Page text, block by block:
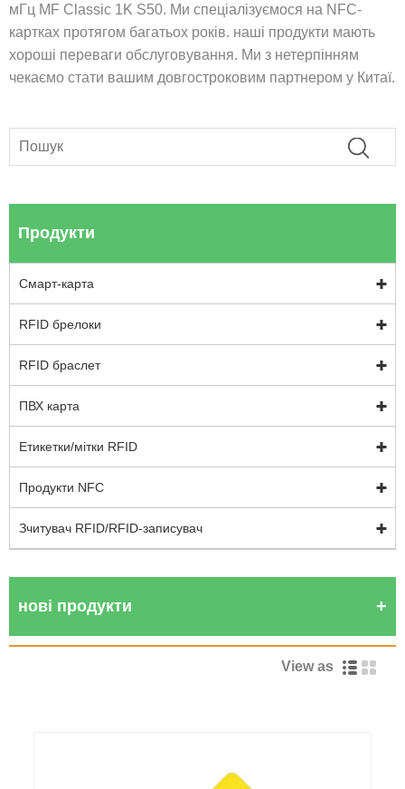
мГц MF Classic 1K S50. Ми спеціалізуємося на NFC-
картках протягом багатьох років. наші продукти мають
хороші переваги обслуговування. Ми з нетерпінням
чекаємо стати вашим довгостроковим партнером у Китаї.
Продукти
Смарт-карта
RFID брелоки
RFID браслет
ПВХ карта
Етикетки/мітки RFID
Продукти NFC
Зчитувач RFID/RFID-записувач
нові продукти
View as